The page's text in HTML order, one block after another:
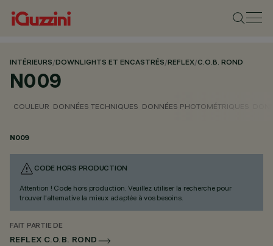
INTÉRIEURS/DOWNLIGHTS ET ENCASTRÉS/REFLEX/C.O.B. ROND
N009
COULEUR DONNÉES TECHNIQUES DONNÉES PHOTOMÉTRIQUES
N009
CODE HORS PRODUCTION
Attention ! Code hors production. Veuillez utiliser la recherche pour
trouver l'alternative la mieux adaptée à vos besoins.
FAIT PARTIE DE
REFLEX C.O.B. ROND